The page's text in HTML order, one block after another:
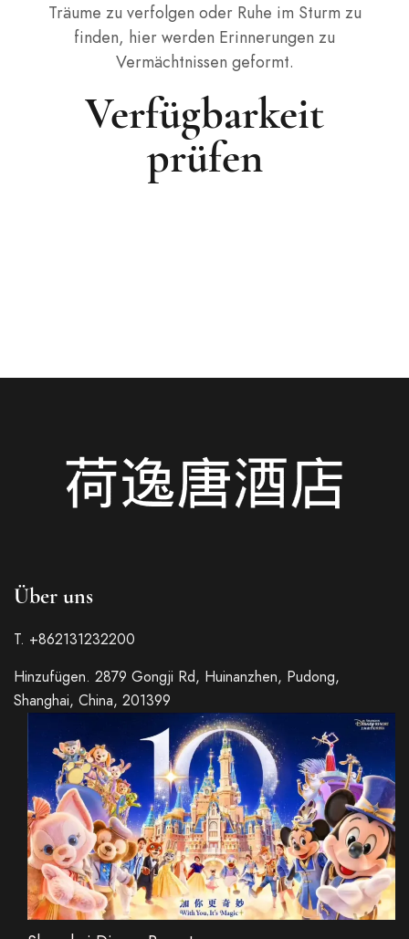
Träume zu verfolgen oder Ruhe im Sturm zu
finden, hier werden Erinnerungen zu
Vermächtnissen geformt.
Verfügbarkeit
prüfen
Über uns
T. +862131232200
Hinzufügen. 2879 Gongji Rd, Huinanzhen, Pudong,
Shanghai, China, 201399
Chinese (China)
Chinese (Hong Kong)
Chinese (Taiwan)
Korean
Japanese
Spanish
Russian
Italian